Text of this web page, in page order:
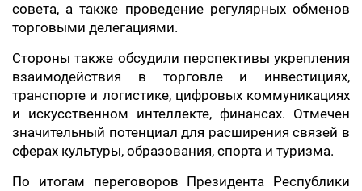
совета, а также проведение регулярных обменов
торговыми делегациями.
Стороны также обсудили перспективы укрепления
взаимодействия в торговле и инвестициях,
транспорте и логистике, цифровых коммуникациях
и искусственном интеллекте, финансах. Отмечен
значительный потенциал для расширения связей в
сферах культуры, образования, спорта и туризма.
По итогам переговоров Президента Республики